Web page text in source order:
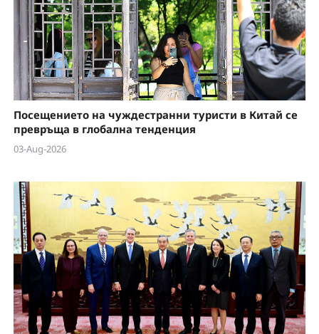
Посещението на чуждестранни туристи в Китай се
превръща в глобална тенденция
03-Aug-2026